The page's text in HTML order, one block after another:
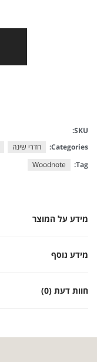
מידע על המוצר
מידע נוסף
חוות דעת (0)
SKU:
Categories:
חדרי שינה
Tag:
Woodnote